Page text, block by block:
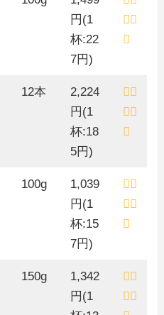
円(1
杯:22
7円)
12本
2,224
円(1
杯:18
5円)
100g
1,039
円(1
杯:15
7円)
150g
1,342
円(1